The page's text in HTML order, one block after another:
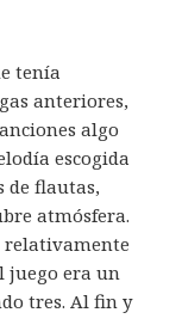
tenía
anteriores,
algo
escogida
de flautas,
atmósfera.
relativamente
juego era un
tres. Al fin y